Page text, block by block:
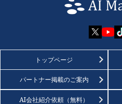
トップページ
パートナー掲載のご案内
AI会社紹介依頼（無料）